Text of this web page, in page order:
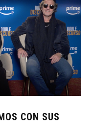
CON SUS